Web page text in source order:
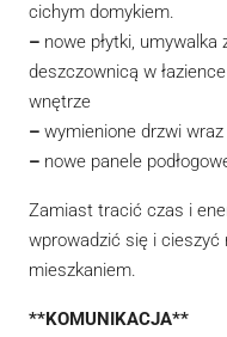
cichym domykiem.
– nowe płytki,
deszczownicą w
wnętrze
– wymienione drzwi
– nowe panele
Zamiast tracić czas i
wprowadzić się i
mieszkaniem.
**KOMUNIKACJA**